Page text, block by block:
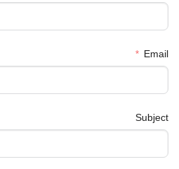
Email
Subject